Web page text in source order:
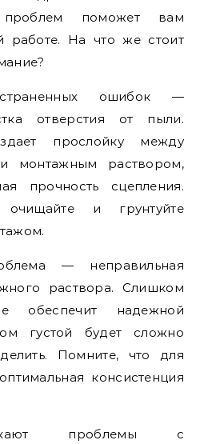
поможет вам
работе. На что же стоит
ошибок —
отверстия от пыли.
прослойку между
и монтажным раствором,
прочность сцепления.
очищайте и грунтуйте
— неправильная
раствора. Слишком
обеспечит надежной
густой будет сложно
Помните, что для
консистенция
проблемы с